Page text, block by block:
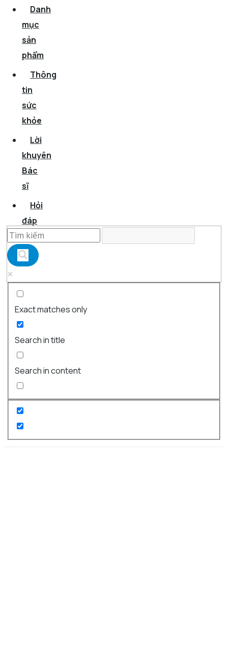
Danh
mục
sản
phẩm
Thông
tin
sức
khỏe
Lời
khuyên
Bác
sĩ
Hỏi
đáp
Exact matches only
Search in title
Search in content